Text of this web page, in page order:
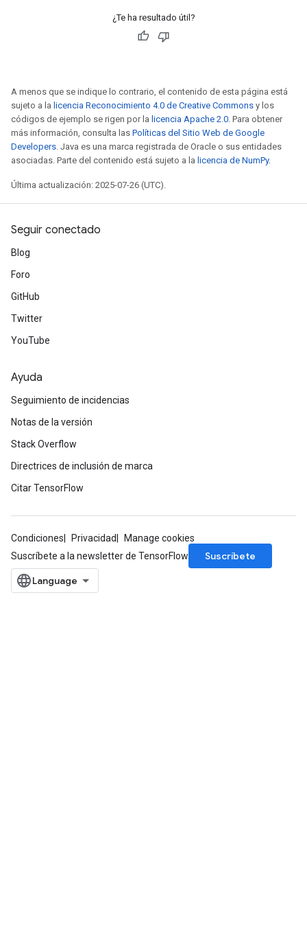
¿Te ha resultado útil?
A menos que se indique lo contrario, el contenido de esta página está
sujeto a la licencia Reconocimiento 4.0 de Creative Commons y los
códigos de ejemplo se rigen por la licencia Apache 2.0. Para obtener
más información, consulta las Políticas del Sitio Web de Google
Developers. Java es una marca registrada de Oracle o sus entidades
asociadas. Parte del contenido está sujeto a la licencia de NumPy.
Última actualización: 2025-07-26 (UTC).
Seguir conectado
Blog
Foro
GitHub
Twitter
YouTube
Ayuda
Seguimiento de incidencias
Notas de la versión
Stack Overflow
Directrices de inclusión de marca
Citar TensorFlow
Condiciones Privacidad
Manage cookies
Suscríbete a la newsletter de TensorFlow
Suscríbete